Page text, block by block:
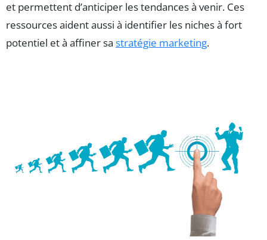
et permettent d’anticiper les tendances à venir. Ces
ressources aident aussi à identifier les niches à fort
potentiel et à affiner sa stratégie marketing.